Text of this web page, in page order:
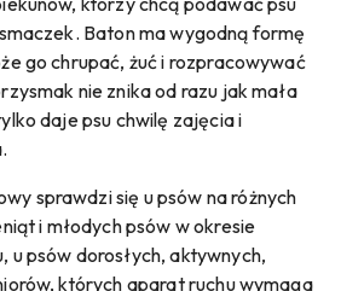
Baton ma wygodną formę
go chrupać, żuć i rozpracowywać
nie znika od razu jak mała
daje psu chwilę zajęcia i
sprawdzi się u psów na różnych
i młodych psów w okresie
u psów dorosłych, aktywnych,
których aparat ruchu wymaga